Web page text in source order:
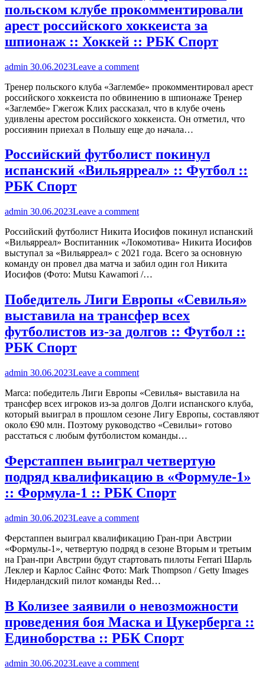
польском клубе прокомментировали
арест российского хоккеиста за
шпионаж :: Хоккей :: РБК Спорт
admin 30.06.2023Leave a comment
Тренер польского клуба «Заглембе» прокомментировал арест
российского хоккеиста по обвинению в шпионаже Тренер
«Заглембе» Гжегож Клих рассказал, что в клубе очень
удивлены арестом российского хоккеиста. Он отметил, что
россиянин приехал в Польшу еще до начала…
Российский футболист покинул
испанский «Вильярреал» :: Футбол ::
РБК Спорт
admin 30.06.2023Leave a comment
Российский футболист Никита Иосифов покинул испанский
«Вильярреал» Воспитанник «Локомотива» Никита Иосифов
выступал за «Вильярреал» с 2021 года. Всего за основную
команду он провел два матча и забил один гол Никита
Иосифов (Фото: Mutsu Kawamori /…
Победитель Лиги Европы «Севилья»
выставила на трансфер всех
футболистов из-за долгов :: Футбол ::
РБК Спорт
admin 30.06.2023Leave a comment
Marca: победитель Лиги Европы «Севилья» выставила на
трансфер всех игроков из-за долгов Долги испанского клуба,
который выиграл в прошлом сезоне Лигу Европы, составляют
около €90 млн. Поэтому руководство «Севильи» готово
расстаться с любым футболистом команды…
Ферстаппен выиграл четвертую
подряд квалификацию в «Формуле-1»
:: Формула-1 :: РБК Спорт
admin 30.06.2023Leave a comment
Ферстаппен выиграл квалификацию Гран-при Австрии
«Формулы-1», четвертую подряд в сезоне Вторым и третьим
на Гран-при Австрии будут стартовать пилоты Ferrari Шарль
Леклер и Карлос Сайнс Фото: Mark Thompson / Getty Images
Нидерландский пилот команды Red…
В Колизее заявили о невозможности
проведения боя Маска и Цукерберга ::
Единоборства :: РБК Спорт
admin 30.06.2023Leave a comment